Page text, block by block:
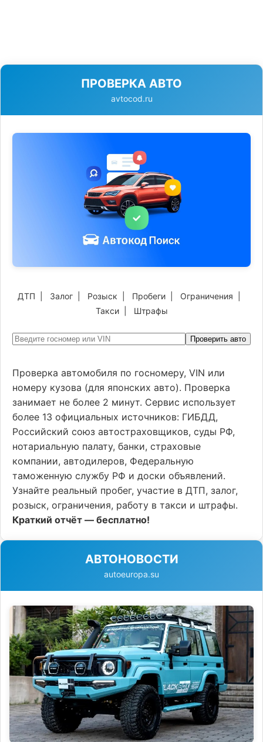
ПРОВЕРКА АВТО
avtocod.ru
ДТП Залог Розыск Пробеги Ограничения
Такси| Штрафы
Проверить авто
Проверка автомобиля по госномеру, VIN или
номеру кузова (для японских авто). Проверка
занимает не более 2 минут. Сервис использует
более 13 официальных источников: ГИБДД,
Российский союз автостраховщиков, суды РФ,
нотариальную палату, банки, страховые
компании, автодилеров, Федеральную
таможенную службу РФ и доски объявлений.
Узнайте реальный пробег, участие в ДТП, залог,
розыск, ограничения, работу в такси и штрафы.
Краткий отчёт — бесплатно!
АВТОНОВОСТИ
autoeuropa.su